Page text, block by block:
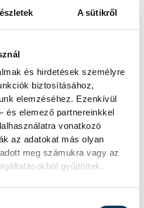
A sütikről
és hirdetések személyre
biztosításához,
elemzéséhez. Ezenkívül
és elemező partnereinkkel
vonatkozó
az adatokat más olyan
meg számukra vagy az
gyűjtöttek.
Mi a
vagyunk a
dolgok
segítjük a
próbáljuk támogatni
ajándékozást.
alapjaiból kicsit
éve tartjuk meg az
Allee-ban, ahol